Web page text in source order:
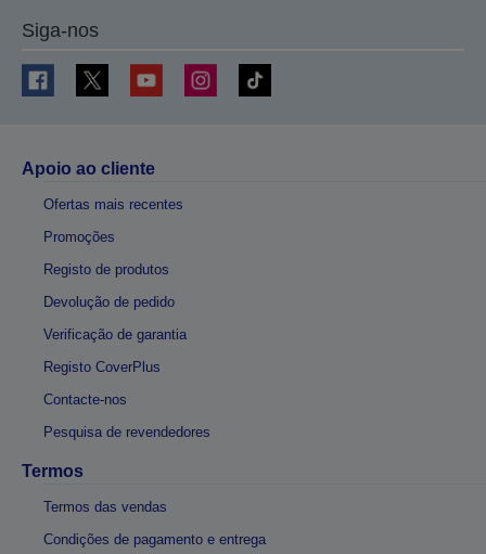
Siga-nos
Apoio ao cliente
Ofertas mais recentes
Promoções
Registo de produtos
Devolução de pedido
Verificação de garantia
Registo CoverPlus
Contacte-nos
Pesquisa de revendedores
Termos
Termos das vendas
Condições de pagamento e entrega